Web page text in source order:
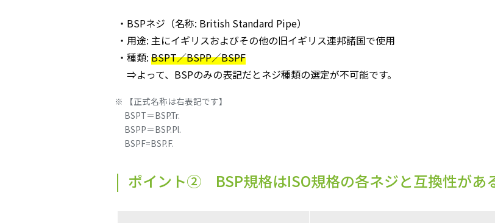
・BSPネジ（名称: British Standard Pipe）
・用途: 主にイギリスおよびその他の旧イギリス連邦諸国で使用
・種類: BSPT／BSPP／BSPF
⇒よって、BSPのみの表記だとネジ種類の選定が不可能です。
【正式名称は右表記です】
BSPT＝BSP.Tr.
BSPP＝BSP.Pl.
BSPF=BSP.F.
ポイント② BSP規格はISO規格の各ネジと互換性があ